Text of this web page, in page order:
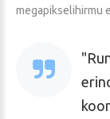
megapikselihirmu